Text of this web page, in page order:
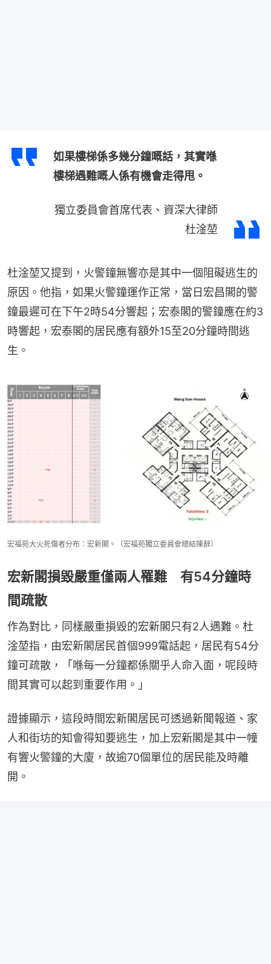
如果樓梯係多幾分鐘嘅話，其實喺
樓梯遇難嘅人係有機會走得甩。
獨立委員會首席代表、資深大律師
杜淦堃
杜淦堃又提到，火警鐘無響亦是其中一個阻礙逃生的
原因。他指，如果火警鐘運作正常，當日宏昌閣的警
鐘最遲可在下午2時54分響起；宏泰閣的警鐘應在約3
時響起，宏泰閣的居民應有額外15至20分鐘時間逃
生。
宏福苑大火死傷者分布：宏新閣。（宏福苑獨立委員會總結陳辭）
宏新閣損毀嚴重僅兩人罹難 有54分鐘時
間疏散
作為對比，同樣嚴重損毀的宏新閣只有2人遇難。杜
淦堃指，由宏新閣居民首個999電話起，居民有54分
鐘可疏散，「喺每一分鐘都係關乎人命入面，呢段時
間其實可以起到重要作用。」
證據顯示，這段時間宏新閣居民可透過新聞報道、家
人和街坊的知會得知要逃生，加上宏新閣是其中一幢
有響火警鐘的大廈，故逾70個單位的居民能及時離
開。